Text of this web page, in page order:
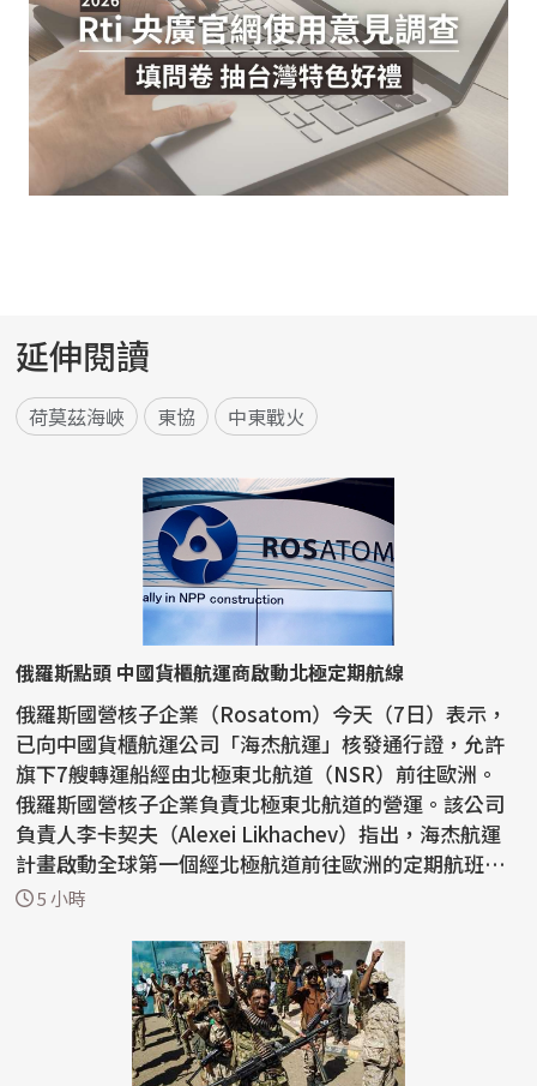
延伸閱讀
荷莫茲海峽 東協 中東戰火
俄羅斯點頭 中國貨櫃航運商啟動北極定期航線
俄羅斯國營核子企業（Rosatom）今天（7日）表示，
已向中國貨櫃航運公司「海杰航運」核發通行證，允許
旗下7艘轉運船經由北極東北航道（NSR）前往歐洲。
俄羅斯國營核子企業負責北極東北航道的營運。該公司
負責人李卡契夫（Alexei Likhachev）指出，海杰航運
計畫啟動全球第一個經北極航道前往歐洲的定期航班。
李卡契...
5 小時